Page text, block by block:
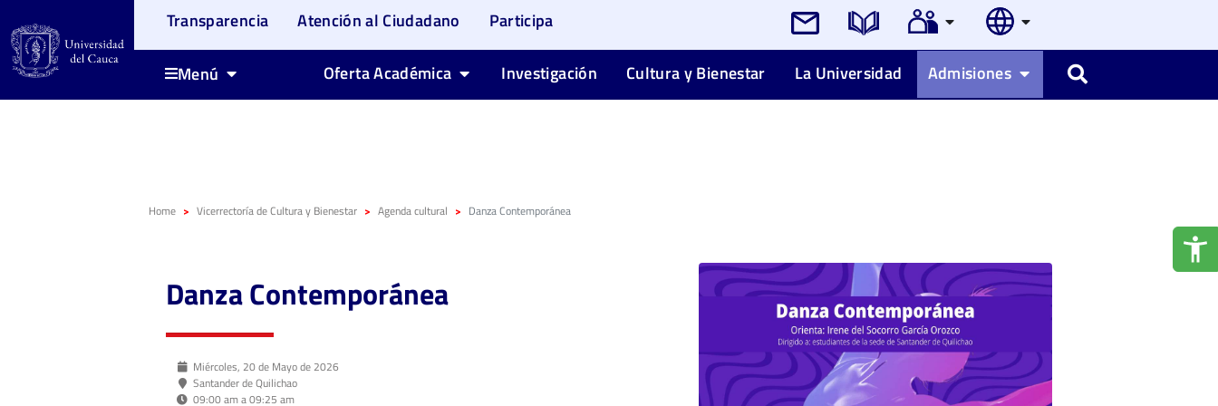
Transparencia Atención al Ciudadano Participa
Menú Oferta Académica Investigación Cultura y Bienestar La Universidad Admisiones Buscar
Home Vicerrectoría de Cultura y Bienestar Agenda cultural Danza Contemporánea
Danza Contemporánea
Miércoles, 20 de Mayo de 2026
Santander de Quilichao
09:00 am a 09:25 am